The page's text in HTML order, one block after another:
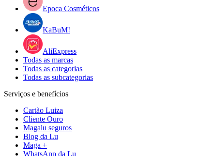
Epoca Cosméticos
KaBuM!
AliExpress
Todas as marcas
Todas as categorias
Todas as subcategorias
Serviços e benefícios
Cartão Luiza
Cliente Ouro
Magalu seguros
Blog da Lu
Maga +
WhatsApp da Lu